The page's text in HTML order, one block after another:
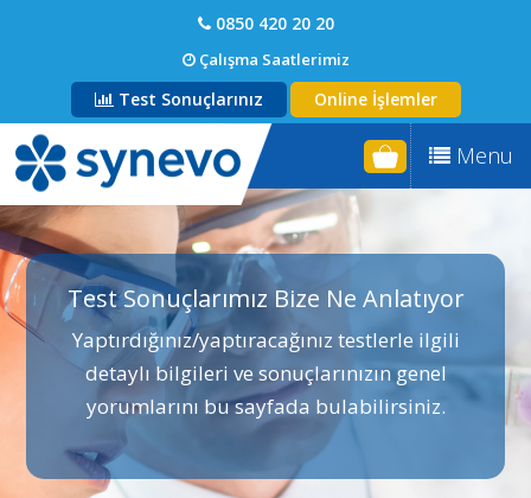
0850 420 20 20
Çalışma Saatlerimiz
Test Sonuçlarınız Online İşlemler
Menu
Test Sonuçlarımız Bize Ne Anlatıyor
Yaptırdığınız/yaptıracağınız testlerle ilgili
detaylı bilgileri ve sonuçlarınızın genel
yorumlarını bu sayfada bulabilirsiniz.